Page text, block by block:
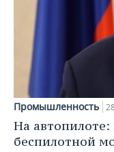
Промышленность
На автопилоте:
беспилотной